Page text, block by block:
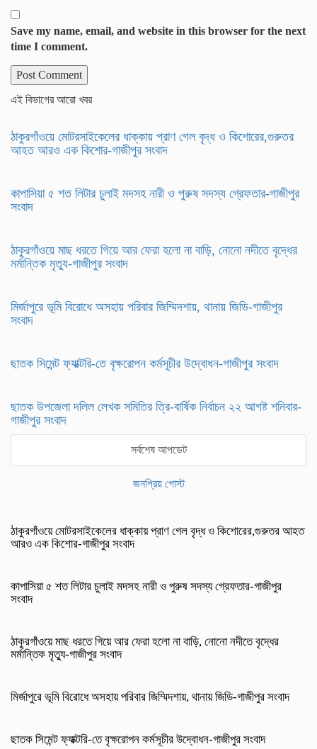
Save my name, email, and website in this browser for the next
time I comment.
এই বিভাগের আরো খবর
ঠাকুরগাঁওয়ে মোটরসাইকেলের ধাক্কায় প্রাণ গেল বৃদ্ধ ও কিশোরের,গুরুতর
আহত আরও এক কিশোর-গাজীপুর সংবাদ
কাপাসিয়া ৫ শত লিটার চুলাই মদসহ নারী ও পুরুষ সদস্য গ্রেফতার-গাজীপুর
সংবাদ
ঠাকুরগাঁওয়ে মাছ ধরতে গিয়ে আর ফেরা হলো না বাড়ি, নোনো নদীতে বৃদ্ধের
মর্মান্তিক মৃত্যু-গাজীপুর সংবাদ
মির্জাপুরে ভূমি বিরোধে অসহায় পরিবার জিম্মিদশায়, থানায় জিডি-গাজীপুর
সংবাদ
ছাতক সিমেন্ট ফ্যাক্টরি-তে বৃক্ষরোপন কর্মসূচীর উদ্বোধন-গাজীপুর সংবাদ
ছাতক উপজেলা দলিল লেখক সমিতির ত্রি-বার্ষিক নির্বাচন ২২ আগষ্ট শনিবার-
গাজীপুর সংবাদ
সর্বশেষ আপডেট
জনপ্রিয় পোস্ট
ঠাকুরগাঁওয়ে মোটরসাইকেলের ধাক্কায় প্রাণ গেল বৃদ্ধ ও কিশোরের,গুরুতর আহত
আরও এক কিশোর-গাজীপুর সংবাদ
কাপাসিয়া ৫ শত লিটার চুলাই মদসহ নারী ও পুরুষ সদস্য গ্রেফতার-গাজীপুর
সংবাদ
ঠাকুরগাঁওয়ে মাছ ধরতে গিয়ে আর ফেরা হলো না বাড়ি, নোনো নদীতে বৃদ্ধের
মর্মান্তিক মৃত্যু-গাজীপুর সংবাদ
মির্জাপুরে ভূমি বিরোধে অসহায় পরিবার জিম্মিদশায়, থানায় জিডি-গাজীপুর সংবাদ
ছাতক সিমেন্ট ফ্যাক্টরি-তে বৃক্ষরোপন কর্মসূচীর উদ্বোধন-গাজীপুর সংবাদ